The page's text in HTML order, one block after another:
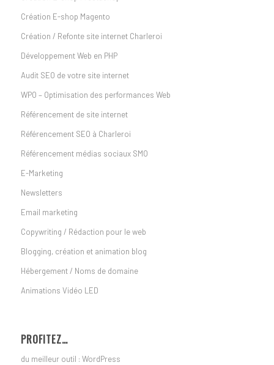
Création E-shop Magento
Création / Refonte site internet Charleroi
Développement Web en PHP
Audit SEO de votre site internet
WPO – Optimisation des performances Web
Référencement de site internet
Référencement SEO à Charleroi
Référencement médias sociaux SMO
E-Marketing
Newsletters
Email marketing
Copywriting / Rédaction pour le web
Blogging, création et animation blog
Hébergement / Noms de domaine
Animations Vidéo LED
PROFITEZ…
du meilleur outil : WordPress